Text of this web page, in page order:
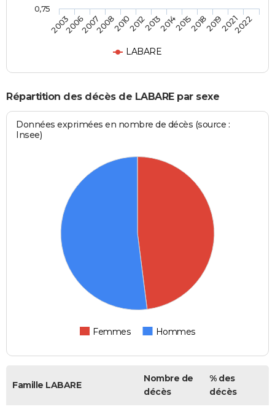
LABARE
2003200620072008201020122013201420152018201920212022
0,75
Répartition des décès de LABARE par sexe
Données exprimées en nombre de décès (source :
Insee)
Femmes Hommes
Famille LABARE
Nombre de
décès
% des
décès